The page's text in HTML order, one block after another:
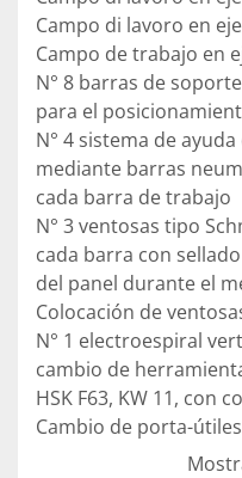
Campo di lavoro en
Campo de trabajo en
N° 8 barras de
para el
N° 4 sistema de
mediante barras
cada barra de trabajo
N° 3 ventosas tipo
cada barra con
del panel durante el
Colocación de
N° 1 electroespiral
cambio de
HSK F63, KW 11, con
Cambio de porta-
posiciones en la